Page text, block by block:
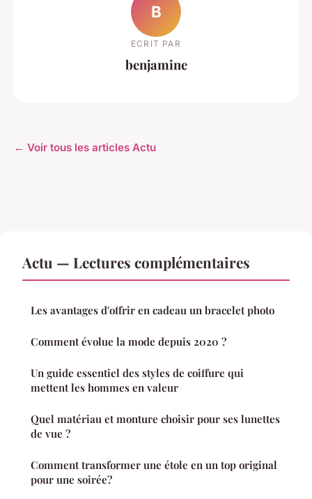
B
ECRIT PAR
benjamine
← Voir tous les articles Actu
Actu — Lectures complémentaires
Les avantages d'offrir en cadeau un bracelet photo
Comment évolue la mode depuis 2020 ?
Un guide essentiel des styles de coiffure qui
mettent les hommes en valeur
Quel matériau et monture choisir pour ses lunettes
de vue ?
Comment transformer une étole en un top original
pour une soirée?